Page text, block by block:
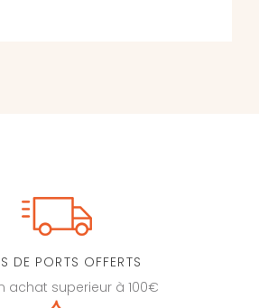
DE PORTS OFFERTS
achat superieur à 100€